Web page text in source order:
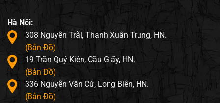
Hà Nội:
308 Nguyễn Trãi, Thanh Xuân Trung, HN.
(Bản Đồ)
19 Trần Quý Kiên, Cầu Giấy, HN.
(Bản Đồ)
336 Nguyễn Văn Cừ, Long Biên, HN.
(Bản Đồ)